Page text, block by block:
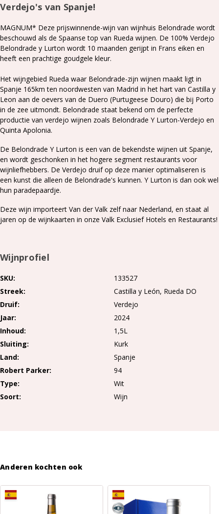
Verdejo's van Spanje!
MAGNUM* Deze prijswinnende-wijn van wijnhuis Belondrade wordt
beschouwd als de Spaanse top van Rueda wijnen. De 100% Verdejo
Belondrade y Lurton wordt 10 maanden gerijpt in Frans eiken en
heeft een prachtige goudgele kleur.
Het wijngebied Rueda waar Belondrade-zijn wijnen maakt ligt in
Spanje 165km ten noordwesten van Madrid in het hart van Castilla y
Leon aan de oevers van de Duero (Purtugeese Douro) die bij Porto
in de zee uitmondt. Belondrade staat bekend om de perfecte
productie van verdejo wijnen zoals Belondrade Y Lurton-Verdejo en
Quinta Apolonia.
De Belondrade Y Lurton is een van de bekendste wijnen uit Spanje,
en wordt geschonken in het hogere segment restaurants voor
wijnliefhebbers. De Verdejo druif op deze manier optimaliseren is
een kunst die alleen de Belondrade's kunnen. Y Lurton is dan ook wel
hun paradepaardje.
Deze wijn importeert Van der Valk zelf naar Nederland, en staat al
jaren op de wijnkaarten in onze Valk Exclusief Hotels en Restaurants!
Wijnprofiel
SKU
133527
Streek
Castilla y León Rueda DO
Druif
Verdejo
Jaar
2024
Inhoud
1,5L
Sluiting
Kurk
Land
Spanje
Robert Parker
94
Type
Wit
Soort
Wijn
Anderen kochten ook
8-